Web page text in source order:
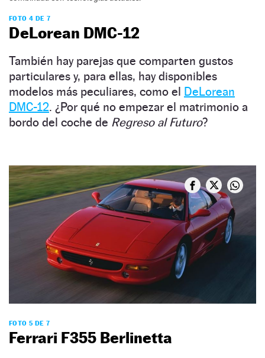
FOTO 4 DE 7
DeLorean DMC-12
También hay parejas que comparten gustos
particulares y, para ellas, hay disponibles
modelos más peculiares, como el DeLorean
DMC-12. ¿Por qué no empezar el matrimonio a
bordo del coche de Regreso al Futuro?
FOTO 5 DE 7
Ferrari F355 Berlinetta